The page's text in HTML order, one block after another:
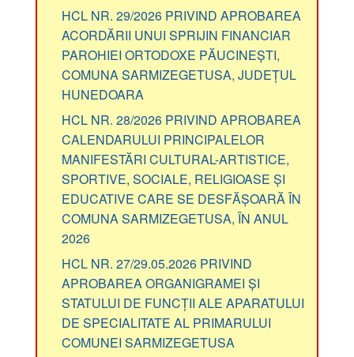
HCL NR. 29/2026 PRIVIND APROBAREA
ACORDĂRII UNUI SPRIJIN FINANCIAR
PAROHIEI ORTODOXE PĂUCINEȘTI,
COMUNA SARMIZEGETUSA, JUDEȚUL
HUNEDOARA
HCL NR. 28/2026 PRIVIND APROBAREA
CALENDARULUI PRINCIPALELOR
MANIFESTĂRI CULTURAL-ARTISTICE,
SPORTIVE, SOCIALE, RELIGIOASE ȘI
EDUCATIVE CARE SE DESFĂȘOARĂ ÎN
COMUNA SARMIZEGETUSA, ÎN ANUL
2026
HCL NR. 27/29.05.2026 PRIVIND
APROBAREA ORGANIGRAMEI ȘI
STATULUI DE FUNCȚII ALE APARATULUI
DE SPECIALITATE AL PRIMARULUI
COMUNEI SARMIZEGETUSA